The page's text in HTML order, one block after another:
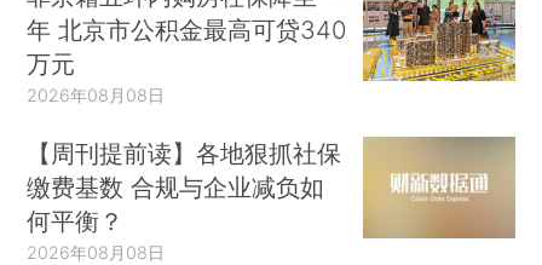
年 北京市公积金最高可贷340
万元
2026年08月08日
【周刊提前读】各地狠抓社保
缴费基数 合规与企业减负如
何平衡？
2026年08月08日